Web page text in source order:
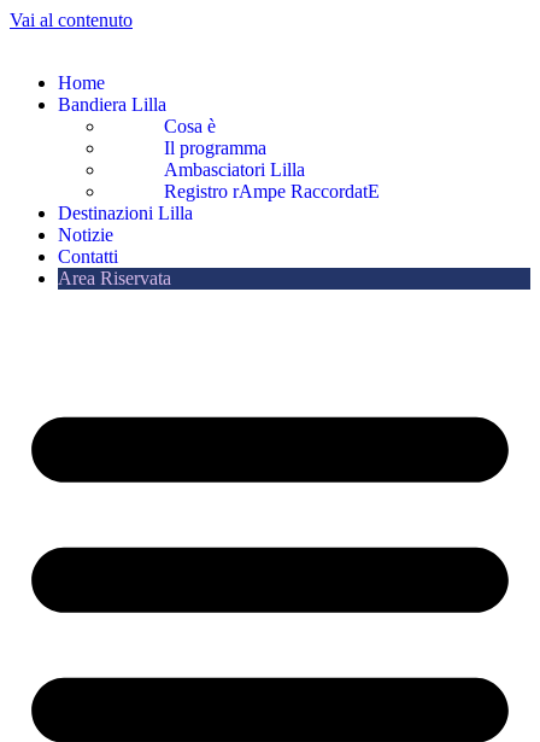
Vai al contenuto
Home
Bandiera Lilla
Cosa è
Il programma
Ambasciatori Lilla
Registro rAmpe RaccordatE
Destinazioni Lilla
Notizie
Contatti
Area Riservata